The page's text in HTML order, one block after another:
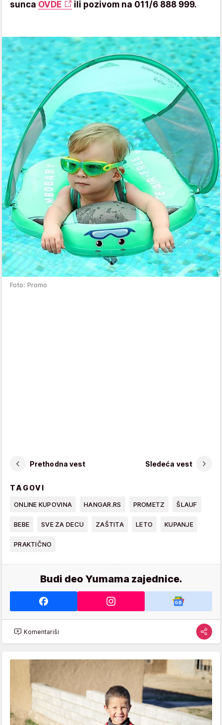
sunca OVDE ili pozivom na 011/6 888 999.
Foto: Promo
Prethodna vest Sledeća vest
TAGOVI
ONLINE KUPOVINA HANGAR.RS PROMETZ ŠLAUF
BEBE SVE ZA DECU ZAŠTITA LETO KUPANJE
PRAKTIČNO
Budi deo Yumama zajednice.
Komentariši